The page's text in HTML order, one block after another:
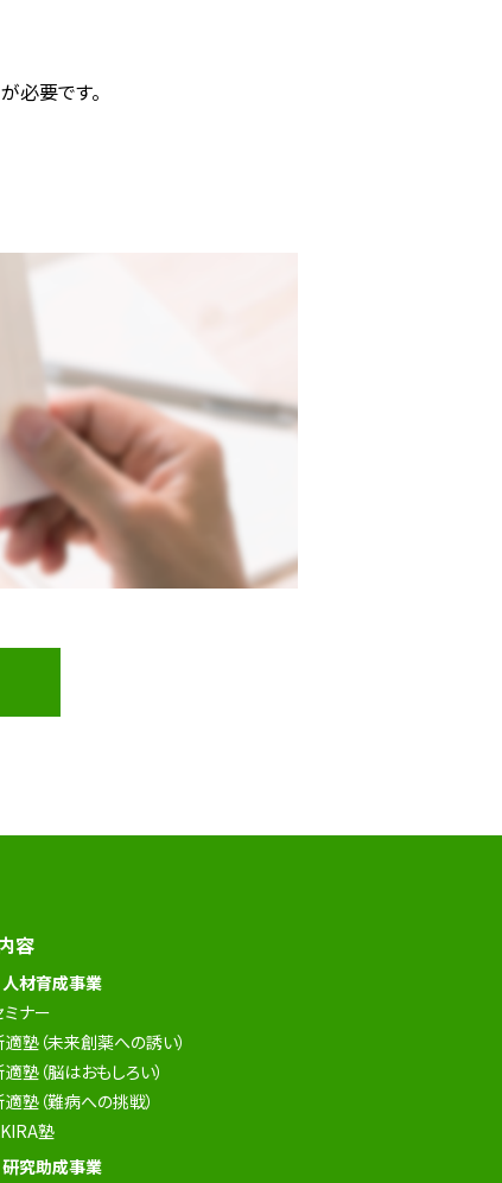
必要です。
容
材育成事業
ミナー
適塾（未来創薬への誘い）
塾（脳はおもしろい）
塾（難病への挑戦）
塾
究助成事業